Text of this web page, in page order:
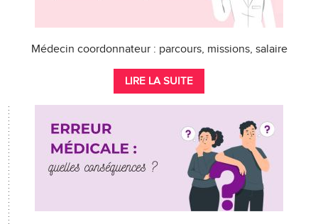
Médecin coordonnateur : parcours, missions, salaire
LIRE LA SUITE